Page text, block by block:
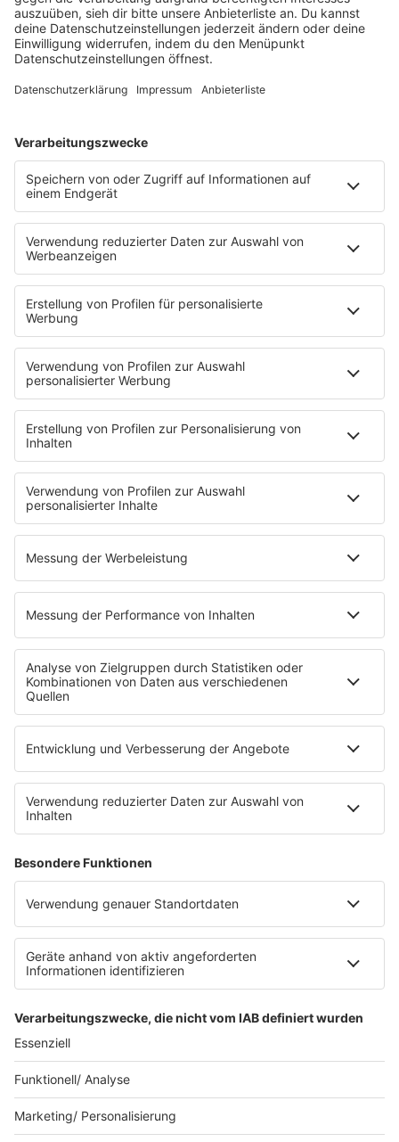
Programm
Livestreams
Programschedule
KISS NATION
Aktionen
Connect
Team
Musik-Tester werden!
KISS FM APP
Jobline
Streams
Podcasts
Mehr Streams
Service
Datenschutz
Impressum
Werbung buchen
Presse
Teilnahmebedingungen
Kontakt
Partner
Radioplayer
Eisbären
Berliner Rundfunk 91.4
94,3 RS2
KISS FM
© KISS FM